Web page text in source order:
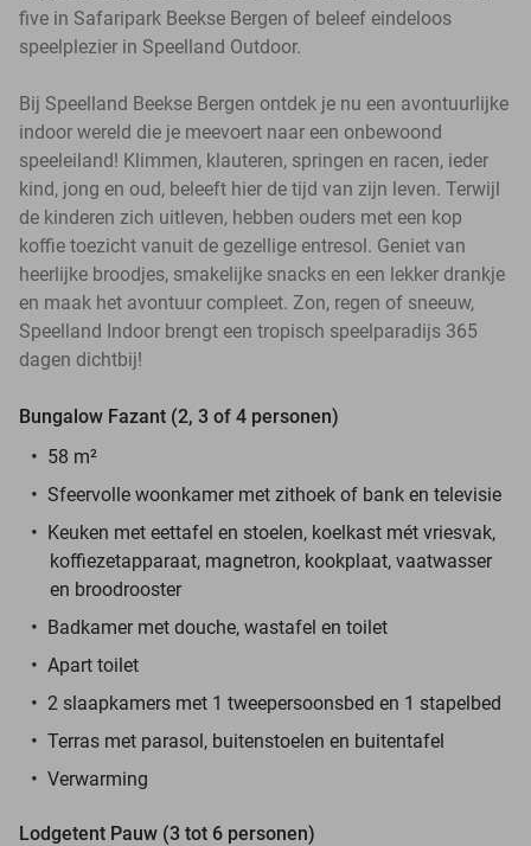
five in Safaripark Beekse Bergen of beleef eindeloos
speelplezier in Speelland Outdoor.
Bij Speelland Beekse Bergen ontdek je nu een avontuurlijke
indoor wereld die je meevoert naar een onbewoond
speeleiland! Klimmen, klauteren, springen en racen, ieder
kind, jong en oud, beleeft hier de tijd van zijn leven. Terwijl
de kinderen zich uitleven, hebben ouders met een kop
koffie toezicht vanuit de gezellige entresol. Geniet van
heerlijke broodjes, smakelijke snacks en een lekker drankje
en maak het avontuur compleet. Zon, regen of sneeuw,
Speelland Indoor brengt een tropisch speelparadijs 365
dagen dichtbij!
Bungalow Fazant (2, 3 of 4 personen)
58 m²
Sfeervolle woonkamer met zithoek of bank en televisie
Keuken met eettafel en stoelen, koelkast mét vriesvak,
koffiezetapparaat, magnetron, kookplaat, vaatwasser
en broodrooster
Badkamer met douche, wastafel en toilet
Apart toilet
2 slaapkamers met 1 tweepersoonsbed en 1 stapelbed
Terras met parasol, buitenstoelen en buitentafel
Verwarming
Lodgetent Pauw (3 tot 6 personen)